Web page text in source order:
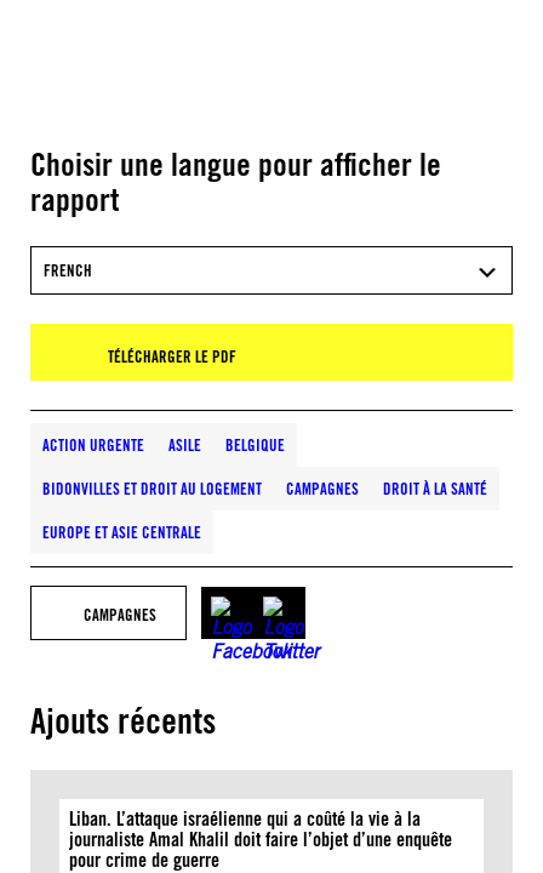
Choisir une langue pour afficher le
rapport
FRENCH
TÉLÉCHARGER LE PDF
ACTION URGENTE ASILE BELGIQUE
BIDONVILLES ET DROIT AU LOGEMENT CAMPAGNES DROIT À LA SANTÉ
EUROPE ET ASIE CENTRALE
CAMPAGNES
Ajouts récents
Liban. L’attaque israélienne qui a coûté la vie à la
journaliste Amal Khalil doit faire l’objet d’une enquête
pour crime de guerre